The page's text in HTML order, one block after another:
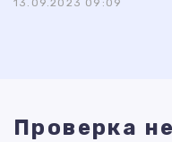
13.09.2023 09:09
Проверка